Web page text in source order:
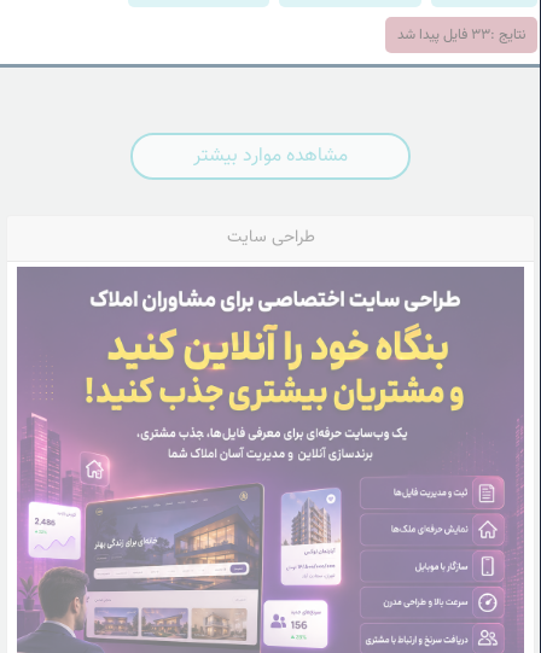
نتایج :33 فایل پیدا شد
مشاهده موارد بیشتر
طراحی سایت